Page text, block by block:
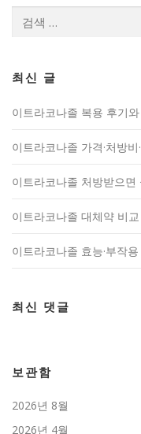
최신 글
이트라코나졸 복용 후기
이트라코나졸 가격·처방
이트라코나졸 처방받으
이트라코나졸 대체약 비
이트라코나졸 효능·부작
최신 댓글
보관함
2026년 8월
2026년 4월